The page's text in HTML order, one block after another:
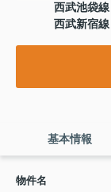
西武池袋線
西武新宿線
基本情報
物件名